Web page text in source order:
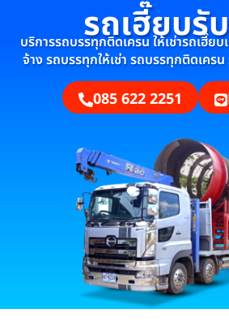
รถเฮี๊ยบรั
บริการรถบรรทุกติดเครน ให้เช่ารถเฮี๊ยบ
จ้าง รถบรรทุกให้เช่า รถบรรทุกติดเคร
085 622 2251